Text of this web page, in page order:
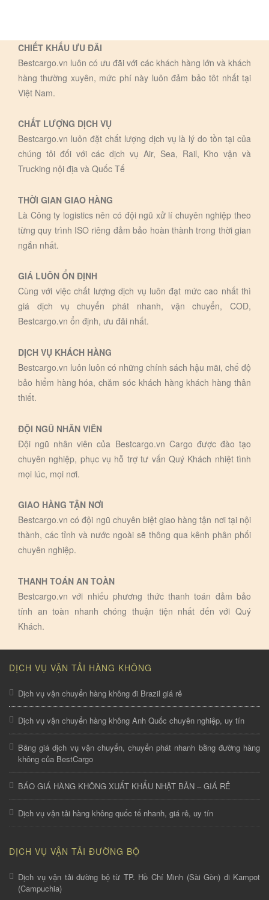
CHIẾT KHẤU ƯU ĐÃI
Bestcargo.vn luôn có ưu đãi với các khách hàng lớn và khách
hàng thường xuyên, mức phí này luôn đảm bảo tôt nhất tại
Việt Nam.
CHẤT LƯỢNG DỊCH VỤ
Bestcargo.vn luôn đặt chất lượng dịch vụ là lý do tồn tại của
chúng tôi đối với các dịch vụ Air, Sea, Rail, Kho vận và
Trucking nội địa và Quốc Tế
THỜI GIAN GIAO HÀNG
Là Công ty logistics nên có đội ngũ xử lí chuyên nghiệp theo
từng quy trình ISO riêng đảm bảo hoàn thành trong thời gian
ngắn nhất.
GIÁ LUÔN ỔN ĐỊNH
Cùng với việc chất lượng dịch vụ luôn đạt mức cao nhất thì
giá dịch vụ chuyển phát nhanh, vận chuyển, COD,
Bestcargo.vn ổn định, ưu đãi nhất.
DỊCH VỤ KHÁCH HÀNG
Bestcargo.vn luôn luôn có những chính sách hậu mãi, chế độ
bảo hiểm hàng hóa, chăm sóc khách hàng khách hàng thân
thiết.
ĐỘI NGŨ NHÂN VIÊN
Đội ngũ nhân viên của Bestcargo.vn Cargo được đào tạo
chuyên nghiệp, phục vụ hỗ trợ tư vấn Quý Khách nhiệt tình
mọi lúc, mọi nơi.
GIAO HÀNG TẬN NƠI
Bestcargo.vn có đội ngũ chuyên biệt giao hàng tận nơi tại nội
thành, các tỉnh và nước ngoài sẽ thông qua kênh phân phối
chuyên nghiệp.
THANH TOÁN AN TOÀN
Bestcargo.vn với nhiếu phương thức thanh toán đảm bảo
tính an toàn nhanh chóng thuận tiện nhất đến với Quý
Khách.
DỊCH VỤ VẬN TẢI HÀNG KHÔNG
Dịch vụ vận chuyển hàng không đi Brazil giá rẻ
Dịch vụ vận chuyển hàng không Anh Quốc chuyên nghiệp, uy tín
Bảng giá dịch vụ vận chuyển, chuyển phát nhanh bằng đường hàng
không của BestCargo
BÁO GIÁ HÀNG KHÔNG XUẤT KHẨU NHẬT BẢN – GIÁ RẺ
Dịch vụ vận tải hàng không quốc tế nhanh, giá rẻ, uy tín
DỊCH VỤ VẬN TẢI ĐƯỜNG BỘ
Dịch vụ vận tải đường bộ từ TP. Hồ Chí Minh (Sài Gòn) đi Kampot
(Campuchia)